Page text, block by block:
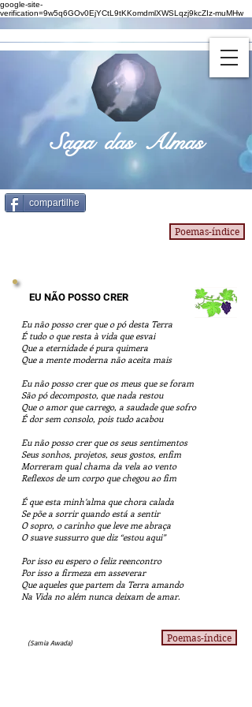
google-site-
verification=9w5q6GOv0EjYCtL9tKKomdmlXWSLqzj9kcZIz-muMHw
Saga das Almas
compartilhe
Poemas-índice
EU NÃO POSSO CRER
Eu não posso crer que o pó desta Terra
É tudo o que resta à vida que esvai
Que a eternidade é pura quimera
Que a mente moderna não aceita mais
Eu não posso crer que os meus que se foram
São pó decomposto, que nada restou
Que o amor que carrego, a saudade que sofro
É dor sem consolo, pois tudo acabou
Eu não posso crer que os seus sentimentos
Seus sonhos, projetos, seus gostos, enfim
Morreram qual chama da vela ao vento
Reflexos de um corpo que chegou ao fim
É que esta minh’alma que chora calada
Se põe a sorrir quando está a sentir
O sopro, o carinho que leve me abraça
O suave sussurro que diz “estou aqui”
Por isso eu espero o feliz reencontro
Por isso a firmeza em asseverar
Que aqueles que partem da Terra amando
Na Vida no além nunca deixam de amar.
(Samia Awada) Poemas-índice